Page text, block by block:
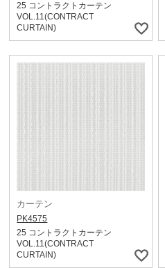
25 コントラクトカーテン
VOL.11(CONTRACT
CURTAIN)
カーテン
PK4575
25 コントラクトカーテン
VOL.11(CONTRACT
CURTAIN)